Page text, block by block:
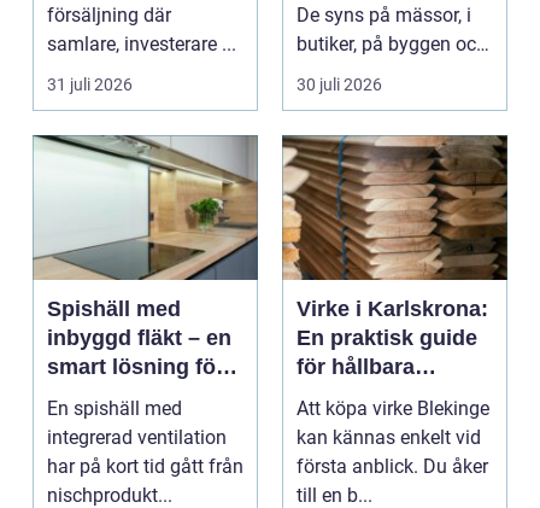
försäljning där
samlare, investerare ...
31 juli 2026
De syns på mässor, i
butiker, på byggen och
längs v...
30 juli 2026
Spishäll med
inbyggd fläkt – en
smart lösning för
moderna kök
En spishäll med
integrerad ventilation
har på kort tid gått från
nischprodukt...
Virke i Karlskrona:
En praktisk guide
för hållbara
byggprojekt
Att köpa virke Blekinge
kan kännas enkelt vid
första anblick. Du åker
till en b...